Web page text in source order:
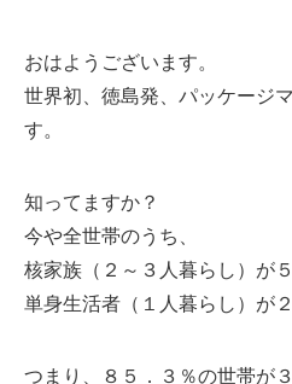
おはようございます。
世界初、徳島発、パッケージ
す。
知ってますか？
今や全世帯のうち、
核家族（２～３人暮らし）が５
単身生活者（１人暮らし）が
つまり、８５．３％の世帯が